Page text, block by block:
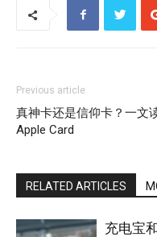
Previous article
真神卡还是信仰卡？一文
Apple Card
RELATED ARTICLES
充电宝